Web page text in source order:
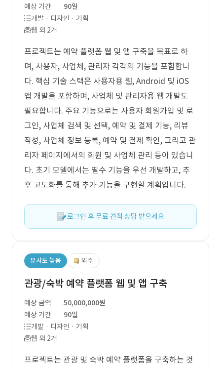
예상 기간
90일
개발 · 디자인 · 기획
웹 외 2개
프로젝트는 예약 플랫폼 웹 및 앱 구축을 목표로 하
며, 사용자, 사업체, 관리자 각각의 기능을 포함합니
다. 핵심 기술 스택은 사용자용 웹, Android 및 iOS
앱 개발을 포함하며, 사업체 및 관리자용 웹 개발도
필요합니다. 주요 기능으로는 사용자 회원가입 및 로
그인, 사업체 검색 및 선택, 예약 및 결제 기능, 리뷰
작성, 사업체 정보 등록, 예약 및 결제 확인, 그리고 관
리자 페이지에서의 회원 및 사업체 관리 등이 있습니
다. 초기 모델에서는 필수 기능을 우선 개발하고, 추
후 고도화를 통해 추가 기능을 구현할 계획입니다.
로그인 후 무료 견적 상담 받으세요.
유사도 높음 외주
관광/숙박 예약 플랫폼 웹 및 앱 구축
예상 금액
50,000,000원
예상 기간
90일
개발 · 디자인 · 기획
웹 외 2개
프로젝트는 관광 및 숙박 예약 플랫폼을 구축하는 것